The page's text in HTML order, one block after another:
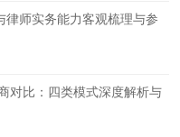
师实务能力客观梳理与参
对比：四类模式深度解析与